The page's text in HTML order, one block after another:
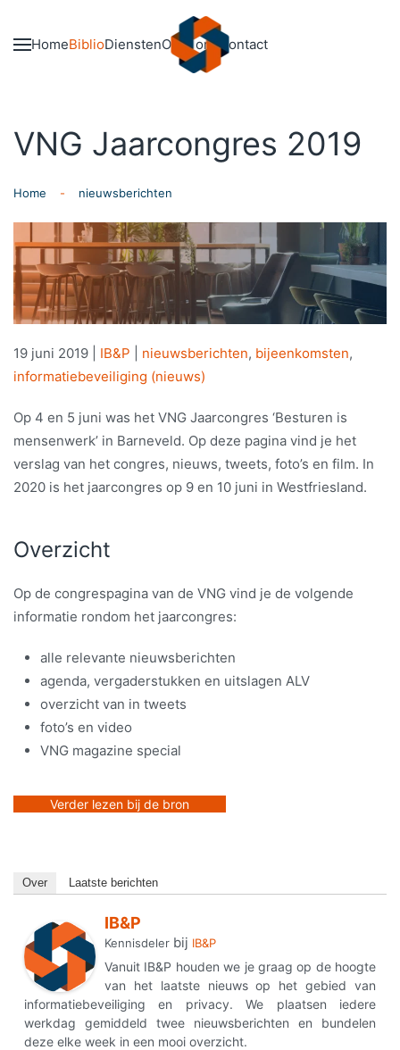
Skip to main content
HomeBiblioDienstenOver onsContact
VNG Jaarcongres 2019
Home nieuwsberichten
19 juni 2019 IB&P nieuwsberichten, bijeenkomsten,
informatiebeveiliging (nieuws)
Op 4 en 5 juni was het VNG Jaarcongres ‘Besturen is
mensenwerk’ in Barneveld. Op deze pagina vind je het
verslag van het congres, nieuws, tweets, foto’s en film. In
2020 is het jaarcongres op 9 en 10 juni in Westfriesland.
Overzicht
Op de congrespagina van de VNG vind je de volgende
informatie rondom het jaarcongres:
alle relevante nieuwsberichten
agenda, vergaderstukken en uitslagen ALV
overzicht van in tweets
foto’s en video
VNG magazine special
Verder lezen bij de bron
Over Laatste berichten
IB&P
Kennisdeler bij IB&P
Vanuit IB&P houden we je graag op de hoogte
van het laatste nieuws op het gebied van
informatiebeveiliging en privacy. We plaatsen iedere
werkdag gemiddeld twee nieuwsberichten en bundelen
deze elke week in een mooi overzicht.